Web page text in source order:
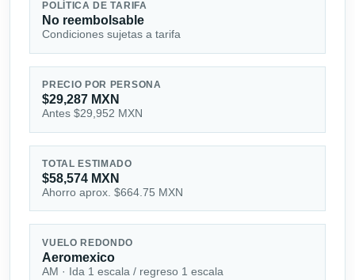
POLÍTICA DE TARIFA
No reembolsable
Condiciones sujetas a tarifa
PRECIO POR PERSONA
$29,287 MXN
Antes $29,952 MXN
TOTAL ESTIMADO
$58,574 MXN
Ahorro aprox. $664.75 MXN
VUELO REDONDO
Aeromexico
AM · Ida 1 escala / regreso 1 escala